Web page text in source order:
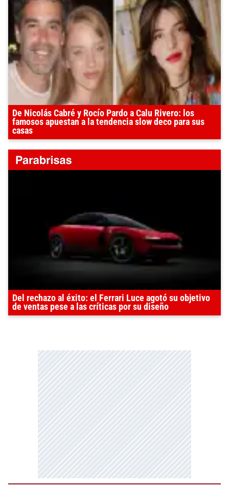
De Nicolás Cabré y Rocío Pardo a Calu Rivero: los
famosos apuestan a la tendencia slow deco para sus
casas
Del rechazo al éxito: el Ferrari Luce agotó su objetivo
de ventas pese a las críticas por su diseño